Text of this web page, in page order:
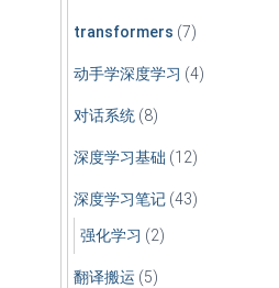
transformers (7)
动手学深度学习 (4)
对话系统 (8)
深度学习基础 (12)
深度学习笔记 (43)
强化学习 (2)
翻译搬运 (5)